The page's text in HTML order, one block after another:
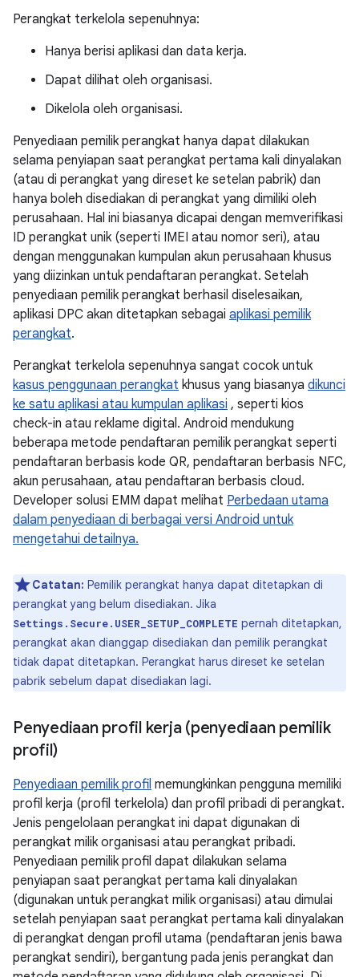
Perangkat terkelola sepenuhnya:
Hanya berisi aplikasi dan data kerja.
Dapat dilihat oleh organisasi.
Dikelola oleh organisasi.
Penyediaan pemilik perangkat hanya dapat dilakukan
selama penyiapan saat perangkat pertama kali dinyalakan
(atau di perangkat yang direset ke setelan pabrik) dan
hanya boleh disediakan di perangkat yang dimiliki oleh
perusahaan. Hal ini biasanya dicapai dengan memverifikasi
ID perangkat unik (seperti IMEI atau nomor seri), atau
dengan menggunakan kumpulan akun perusahaan khusus
yang diizinkan untuk pendaftaran perangkat. Setelah
penyediaan pemilik perangkat berhasil diselesaikan,
aplikasi DPC akan ditetapkan sebagai aplikasi pemilik
perangkat.
Perangkat terkelola sepenuhnya sangat cocok untuk
kasus penggunaan perangkat khusus yang biasanya dikunci
ke satu aplikasi atau kumpulan aplikasi , seperti kios
check-in atau reklame digital. Android mendukung
beberapa metode pendaftaran pemilik perangkat seperti
pendaftaran berbasis kode QR, pendaftaran berbasis NFC,
akun perusahaan, atau pendaftaran berbasis cloud.
Developer solusi EMM dapat melihat Perbedaan utama
dalam penyediaan di berbagai versi Android untuk
mengetahui detailnya.
Catatan: Pemilik perangkat hanya dapat ditetapkan di
perangkat yang belum disediakan. Jika
Settings.Secure.USER_SETUP_COMPLETE pernah ditetapkan,
perangkat akan dianggap disediakan dan pemilik perangkat
tidak dapat ditetapkan. Perangkat harus direset ke setelan
pabrik sebelum dapat disediakan lagi.
Penyediaan profil kerja (penyediaan pemilik
profil)
Penyediaan pemilik profil memungkinkan pengguna memiliki
profil kerja (profil terkelola) dan profil pribadi di perangkat.
Jenis pengelolaan perangkat ini dapat digunakan di
perangkat milik organisasi atau perangkat pribadi.
Penyediaan pemilik profil dapat dilakukan selama
penyiapan saat perangkat pertama kali dinyalakan
(digunakan untuk perangkat milik organisasi) atau dimulai
setelah penyiapan saat perangkat pertama kali dinyalakan
di perangkat dengan profil utama (pendaftaran jenis bawa
perangkat sendiri), bergantung pada jenis perangkat dan